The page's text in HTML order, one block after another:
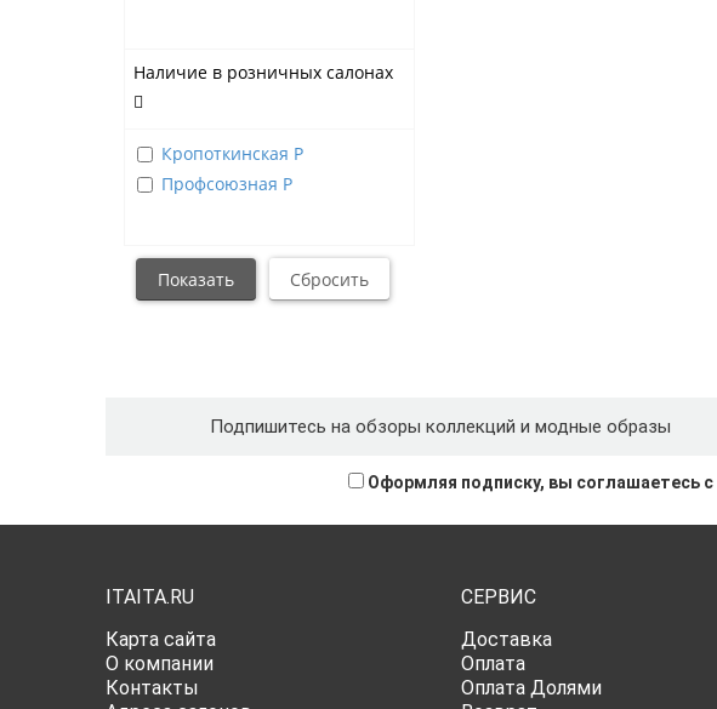
Наличие в розничных салонах
Кропоткинская Р
Профсоюзная Р
Подпишитесь на обзоры коллекций и модные образы
Оформляя подписку, вы соглашаетесь с
ITAITA.RU
Карта сайта
О компании
Контакты
СЕРВИС
Доставка
Оплата
Оплата Долями